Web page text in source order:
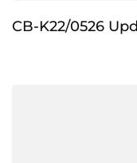
CB-K22/0526